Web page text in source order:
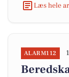
Læs hele
ALARM112